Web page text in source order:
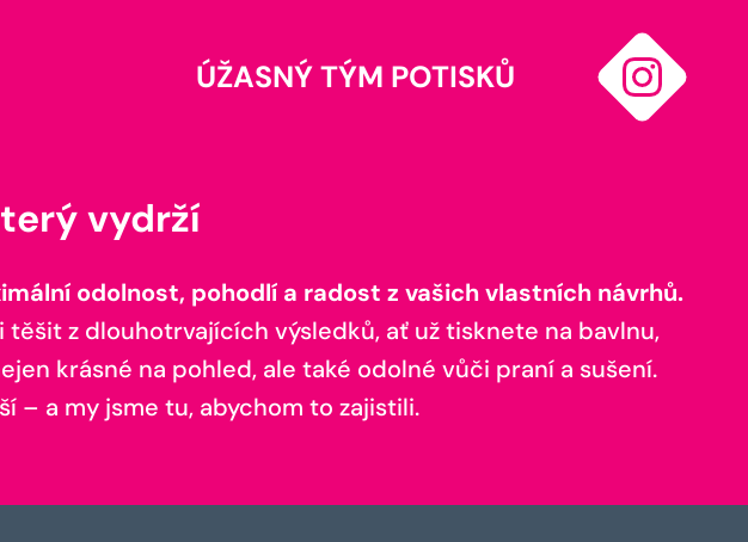
ÚŽASNÝ TÝM POTISKŮ
vydrží
odolnost, pohodlí a radost z vašich vlastních návrhů.
z dlouhotrvajících výsledků, ať už tisknete na bavlnu,
krásné na pohled, ale také odolné vůči praní a sušení.
– a my jsme tu, abychom to zajistili.